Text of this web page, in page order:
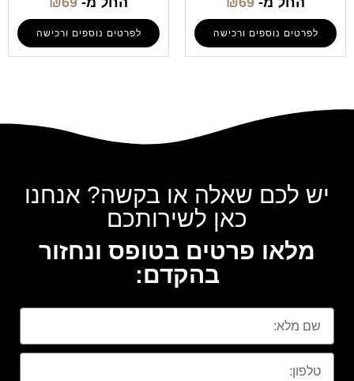
לפרטים נוספים ורכישה לפרטים נוספים ורכישה
יש לכם שאלה או בקשה? אנחנו
כאן לשירותכם
מלאו פרטים בטופס ונחזור
בהקדם: